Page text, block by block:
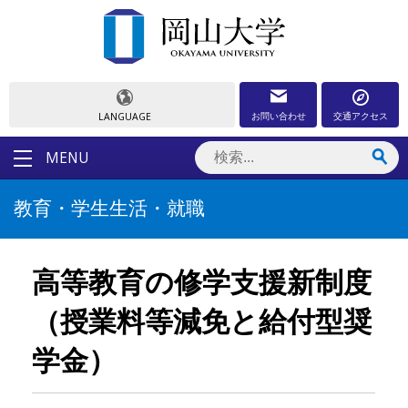
LANGUAGE お問い合わせ 交通アクセス
MENU
教育・学生生活・就職
高等教育の修学支援新制度
（授業料等減免と給付型奨
学金）